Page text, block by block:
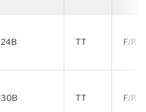
24B TT F/R
30B TT F/R